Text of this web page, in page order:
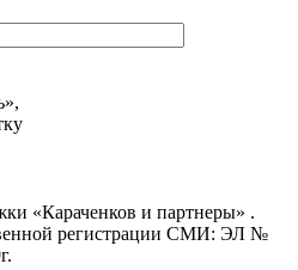
«Караченков и партнеры» .
регистрации СМИ: ЭЛ №